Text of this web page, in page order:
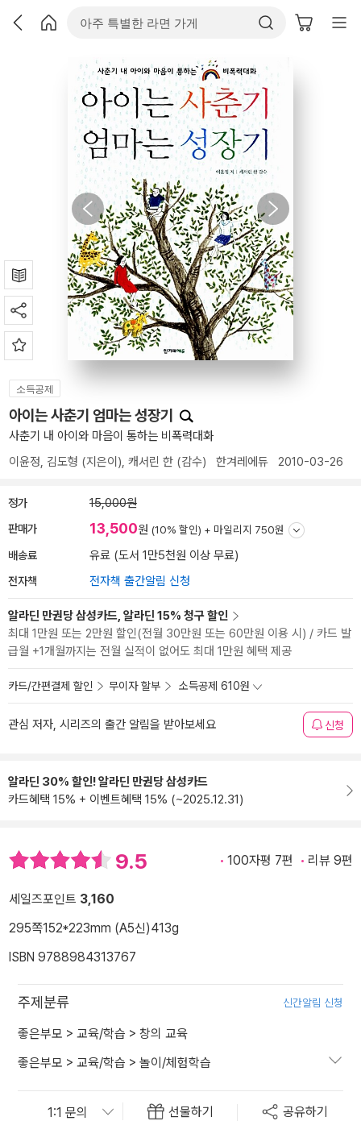
소득공제
아이는 사춘기 엄마는 성장기
사춘기 내 아이와 마음이 통하는 비폭력대화
이윤정, 김도형 (지은이), 캐서린 한 (감수) 한겨레에듀 2010-03-26
정가 15,000원
판매가 13,500원 (10% 할인) + 마일리지 750원
배송료 유료 (도서 1만5천원 이상 무료)
전자책 전자책 출간알림 신청
알라딘 만권당 삼성카드, 알라딘 15% 청구 할인
최대 1만원 또는 2만원 할인(전월 30만원 또는 60만원 이용 시) / 카드 발
급월 +1개월까지는 전월 실적이 없어도 최대 1만원 혜택 제공
카드/간편결제 할인 무이자 할부 소득공제 610원
관심 저자, 시리즈의 출간 알림을 받아보세요 신청
알라딘 30% 할인! 알라딘 만권당 삼성카드
카드혜택 15% + 이벤트혜택 15% (~2025.12.31)
9.5 100자평 7편 리뷰 9편
세일즈포인트 3,160
295쪽152*223mm (A5신)413g
ISBN 9788984313767
주제분류 신간알림 신청
좋은부모 > 교육/학습 > 창의 교육
좋은부모 > 교육/학습 > 놀이/체험학습
선물하기 공유하기